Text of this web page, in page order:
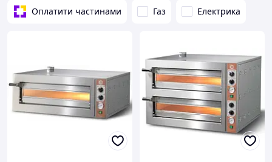
Оплатити частинами Газ Електрика